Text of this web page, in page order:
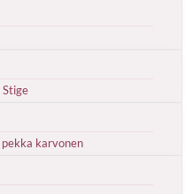
Stige
pekka karvonen